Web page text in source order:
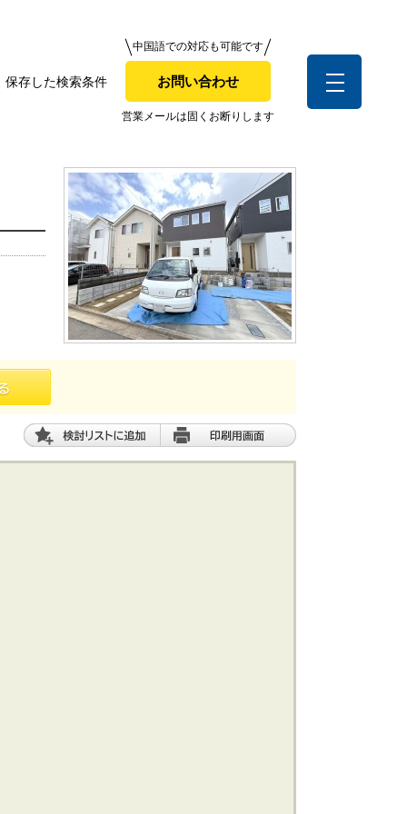
保存した検索条件
中国語での対応も可能です
お問い合わせ
営業メールは固くお断りします
中国語での対応も可能です
お問い合わせ
お客様の声
全店舗営業社員募集！